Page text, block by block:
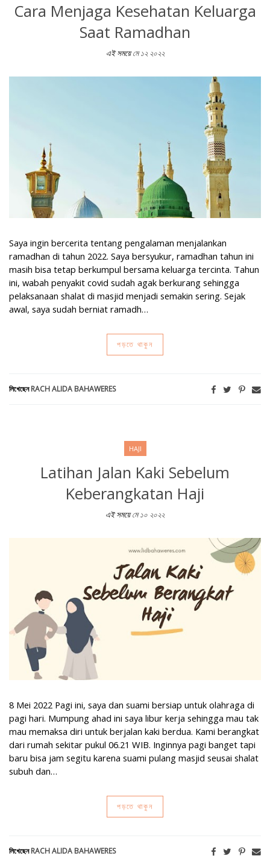
Cara Menjaga Kesehatan Keluarga
Saat Ramadhan
এই সময়েমে ১২ ২০২২
Cara Menjaga Kesehatan Keluarga Saat Ramadhan
Saya ingin bercerita tentang pengalaman menjalankan
ramadhan di tahun 2022. Saya bersyukur, ramadhan tahun ini
masih bisa tetap berkumpul bersama keluarga tercinta. Tahun
ini, wabah penyakit covid sudah agak berkurang sehingga
pelaksanaan shalat di masjid menjadi semakin sering. Sejak
awal, saya sudah berniat ramadh…
পড়তে থাকুন
লিখেছেনRACH ALIDA BAHAWERES
HAJI
Latihan Jalan Kaki Sebelum
Keberangkatan Haji
এই সময়েমে ১০ ২০২২
8 Mei 2022 Pagi ini, saya dan suami bersiap untuk olahraga di
pagi hari. Mumpung ahad ini saya libur kerja sehingga mau tak
mau memaksa diri untuk berjalan kaki berdua. Kami berangkat
dari rumah sekitar pukul 06.21 WIB. Inginnya pagi banget tapi
baru bisa jam segitu karena suami pulang masjid seusai shalat
subuh dan…
পড়তে থাকুন
লিখেছেনRACH ALIDA BAHAWERES